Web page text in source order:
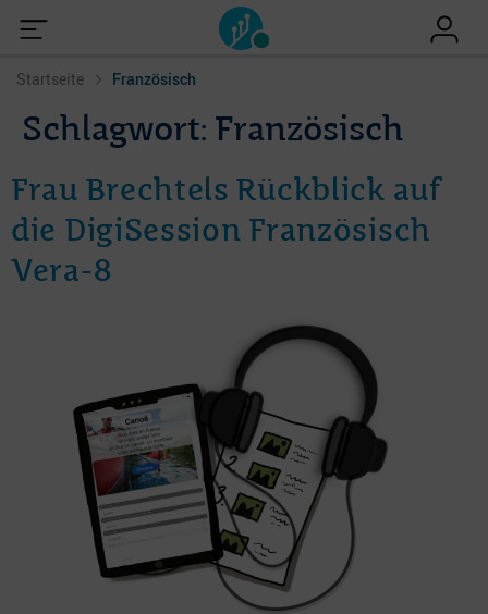
Startseite Französisch
Schlagwort: Französisch
Frau Brechtels Rückblick auf
die DigiSession Französisch
Vera-8